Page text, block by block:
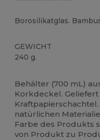
Borosilikatglas.
GEWICHT
240 g.
Behälter (700 mL)
Korkdeckel. Geliefert
natürlichen
Farbe des Produkts
von Produkt zu